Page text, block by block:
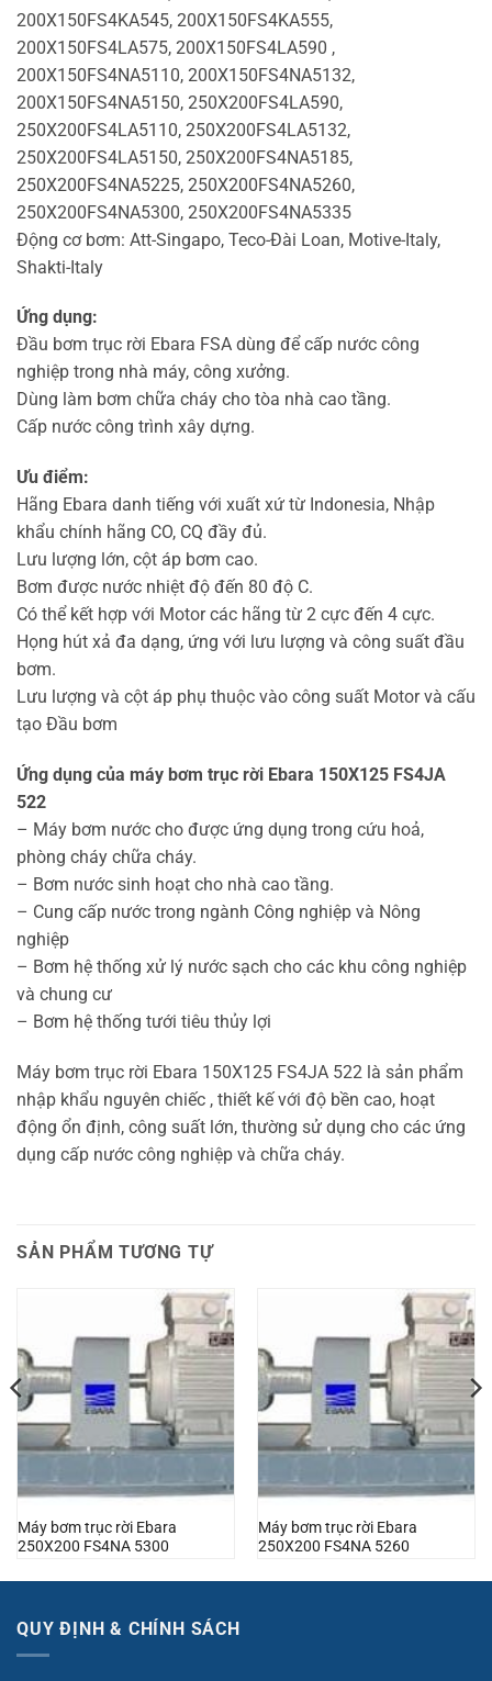
200X150FS4KA545, 200X150FS4KA555,
200X150FS4LA575, 200X150FS4LA590 ,
200X150FS4NA5110, 200X150FS4NA5132,
200X150FS4NA5150, 250X200FS4LA590,
250X200FS4LA5110, 250X200FS4LA5132,
250X200FS4LA5150, 250X200FS4NA5185,
250X200FS4NA5225, 250X200FS4NA5260,
250X200FS4NA5300, 250X200FS4NA5335
Động cơ bơm: Att-Singapo, Teco-Đài Loan, Motive-Italy,
Shakti-Italy
Ứng dụng:
Đầu bơm trục rời Ebara FSA dùng để cấp nước công
nghiệp trong nhà máy, công xưởng.
Dùng làm bơm chữa cháy cho tòa nhà cao tầng.
Cấp nước công trình xây dựng.
Ưu điểm:
Hãng Ebara danh tiếng với xuất xứ từ Indonesia, Nhập
khẩu chính hãng CO, CQ đầy đủ.
Lưu lượng lớn, cột áp bơm cao.
Bơm được nước nhiệt độ đến 80 độ C.
Có thể kết hợp với Motor các hãng từ 2 cực đến 4 cực.
Họng hút xả đa dạng, ứng với lưu lượng và công suất đầu
bơm.
Lưu lượng và cột áp phụ thuộc vào công suất Motor và cấu
tạo Đầu bơm
Ứng dụng của máy bơm trục rời Ebara 150X125 FS4JA
522
– Máy bơm nước cho được ứng dụng trong cứu hoả,
phòng cháy chữa cháy.
– Bơm nước sinh hoạt cho nhà cao tầng.
– Cung cấp nước trong ngành Công nghiệp và Nông
nghiệp
– Bơm hệ thống xử lý nước sạch cho các khu công nghiệp
và chung cư
– Bơm hệ thống tưới tiêu thủy lợi
Máy bơm trục rời Ebara 150X125 FS4JA 522 là sản phẩm
nhập khẩu nguyên chiếc , thiết kế với độ bền cao, hoạt
động ổn định, công suất lớn, thường sử dụng cho các ứng
dụng cấp nước công nghiệp và chữa cháy.
SẢN PHẨM TƯƠNG TỰ
Máy bơm trục rời Ebara
250X200 FS4NA 5300
Máy bơm trục rời Ebara
250X200 FS4NA 5260
QUY ĐỊNH & CHÍNH SÁCH